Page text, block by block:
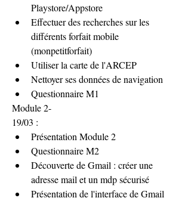
Playstore/Appstore
Effectuer des recherches sur les
différents forfait mobile
(monpetitforfait)
Utiliser la carte de l'ARCEP
Nettoyer ses données de navigation
Questionnaire M1
Module 2-
19/03 :
Présentation Module 2
Questionnaire M2
Découverte de Gmail : créer une
adresse mail et un mdp sécurisé
Présentation de l'interface de Gmail